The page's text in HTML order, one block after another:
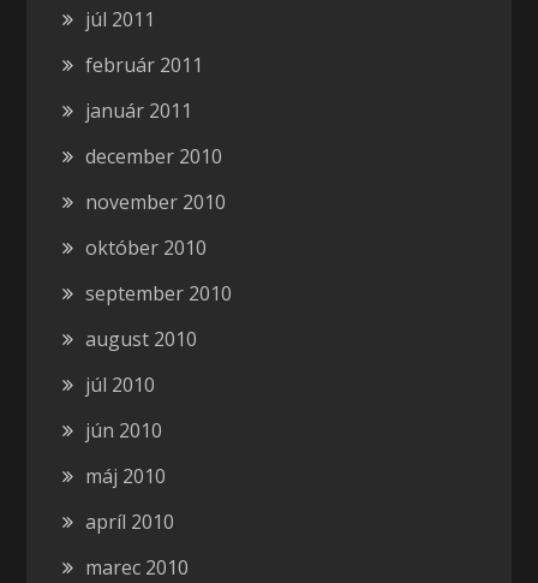
júl 2011
február 2011
január 2011
december 2010
november 2010
október 2010
september 2010
august 2010
júl 2010
jún 2010
máj 2010
apríl 2010
marec 2010